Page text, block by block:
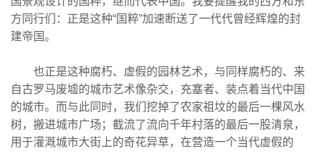
方同行们：正是这种“国粹”加速断送了一代代曾经辉煌的封
建帝国。
也正是这种腐朽、虚假的园林艺术，与同样腐朽的、来
自古罗马废墟的城市艺术像杂交，充塞者、装点着当代中国
的城市。而与此同时，我们挖掉了农家祖坟的最后一棵风水
树，搬进城市广场；截流了流向千年村落的最后一股清泉，
用于灌溉城市大街上的奇花异草，在营造一个当代虚假的